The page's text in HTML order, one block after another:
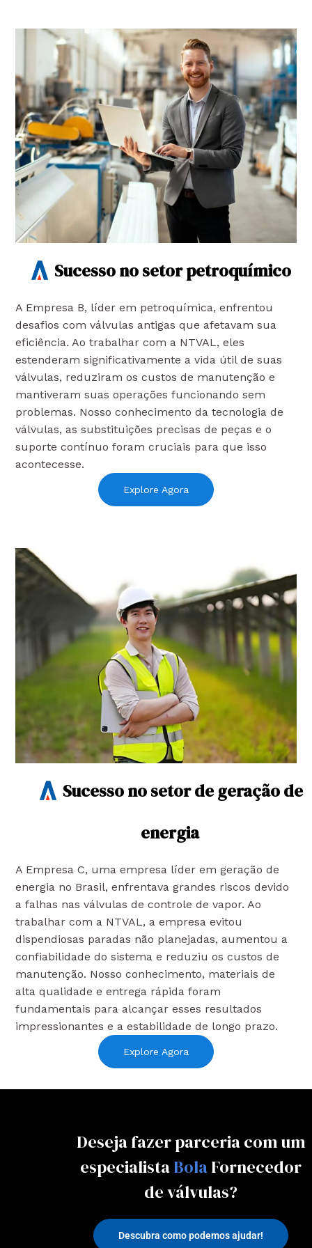
Sucesso no setor petroquímico
A Empresa B, líder em petroquímica, enfrentou
desafios com válvulas antigas que afetavam sua
eficiência. Ao trabalhar com a NTVAL, eles
estenderam significativamente a vida útil de suas
válvulas, reduziram os custos de manutenção e
mantiveram suas operações funcionando sem
problemas. Nosso conhecimento da tecnologia de
válvulas, as substituições precisas de peças e o
suporte contínuo foram cruciais para que isso
acontecesse.
Explore Agora
Sucesso no setor de geração de
energia
A Empresa C, uma empresa líder em geração de
energia no Brasil, enfrentava grandes riscos devido
a falhas nas válvulas de controle de vapor. Ao
trabalhar com a NTVAL, a empresa evitou
dispendiosas paradas não planejadas, aumentou a
confiabilidade do sistema e reduziu os custos de
manutenção. Nosso conhecimento, materiais de
alta qualidade e entrega rápida foram
fundamentais para alcançar esses resultados
impressionantes e a estabilidade de longo prazo.
Explore Agora
Deseja fazer parceria com um
especialistaBolaFornecedor
de válvulas?
Descubra como podemos ajudar!